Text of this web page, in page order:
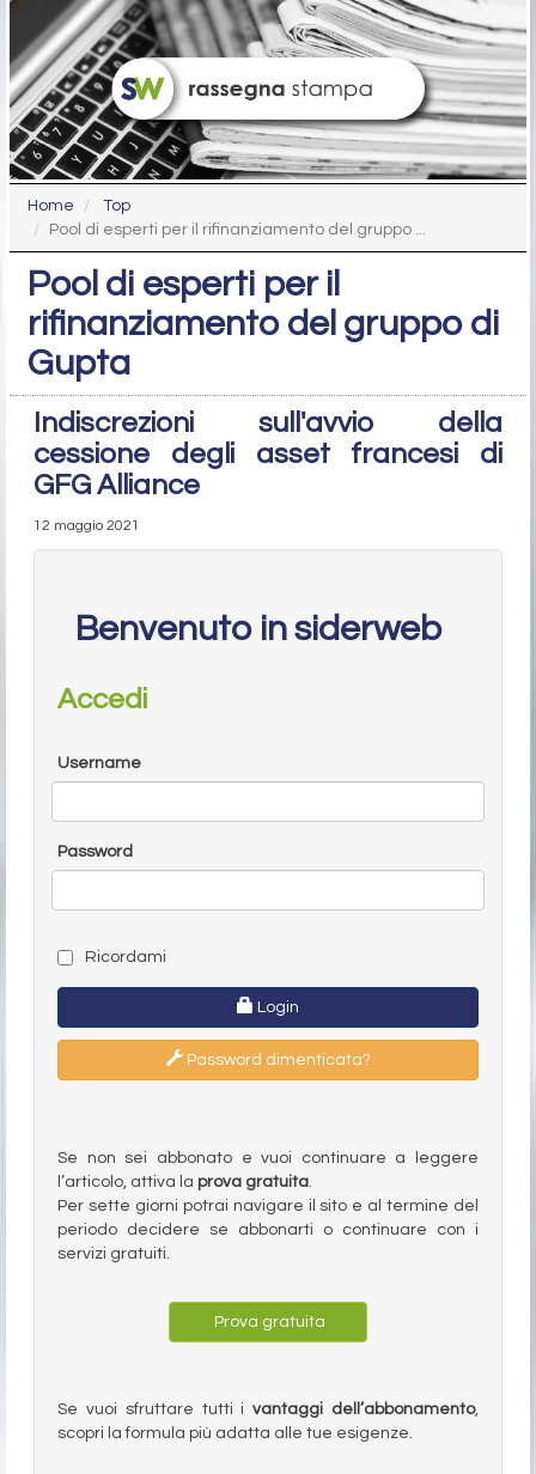
Home
Top
Pool di esperti per il rifinanziamento del gruppo ...
Pool di esperti per il
rifinanziamento del gruppo di
Gupta
Indiscrezioni sull'avvio della
cessione degli asset francesi di
GFG Alliance
12 maggio 2021
Benvenuto in siderweb
Accedi
Username
Password
Ricordami
Login
Password dimenticata?
Se non sei abbonato e vuoi continuare a leggere
l’articolo, attiva la prova gratuita.
Per sette giorni potrai navigare il sito e al termine del
periodo decidere se abbonarti o continuare con i
servizi gratuiti.
Prova gratuita
Se vuoi sfruttare tutti ivantaggi dell’abbonamento,
scopri la formula più adatta alle tue esigenze.